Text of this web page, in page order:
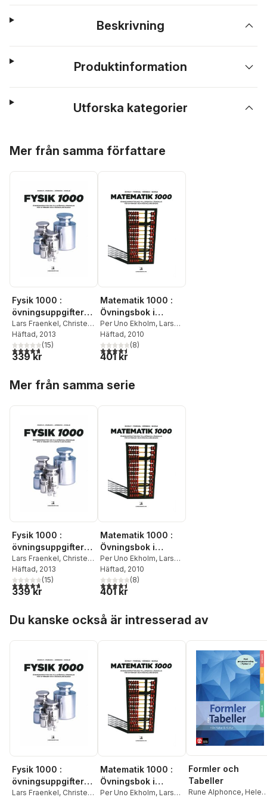
Beskrivning
Produktinformation
Utforska kategorier
Mer från samma författare
Fysik 1000 :
övningsuppgifter
med fullständiga
lösningar
Lars Fraenkel, Christer
Schale, Per-Uno
Ekholm,Sven Hörbeck
Sigvard Ivarsson
Häftad, 2013
4,7utav 5 stjärnor. Totalt antal röster:
(15)
339 kr
Matematik 1000 :
Övningsbok i
matematik med
fullständiga
lösningar
Per Uno Ekholm, Lars
Fraenkel,Sven
Hörbeck,Christer
Schale
Häftad, 2010
4,5utav 5 stjärnor. Totalt antal röster:
(8)
401 kr
Mer från samma serie
Fysik 1000 :
övningsuppgifter
med fullständiga
lösningar
Lars Fraenkel, Christer
Schale, Per-Uno
Ekholm,Sven Hörbeck
Sigvard Ivarsson
Häftad, 2013
4,7utav 5 stjärnor. Totalt antal röster:
(15)
339 kr
Matematik 1000 :
Övningsbok i
matematik med
fullständiga
lösningar
Per Uno Ekholm, Lars
Fraenkel,Sven
Hörbeck,Christer
Schale
Häftad, 2010
4,5utav 5 stjärnor. Totalt antal röster:
(8)
401 kr
Du kanske också är intresserad av
Fysik 1000 :
övningsuppgifter
med fullständiga
Lars Fraenkel, Christer
Matematik 1000 :
Övningsbok i
matematik med
Per Uno Ekholm, Lars
Formler och
Tabeller
Rune Alphonce,